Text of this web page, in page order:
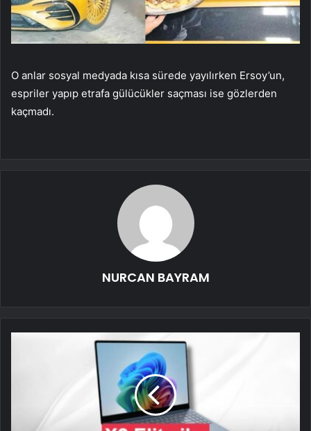
O anlar sosyal medyada kısa sürede yayılırken Ersoy’un,
espriler yapıp etrafa gülücükler saçması ise gözlerden
kaçmadı.
NURCAN BAYRAM